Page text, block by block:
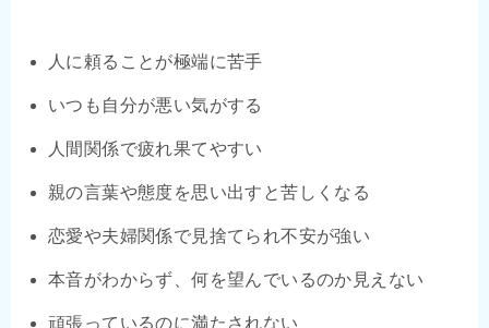
人に頼ることが極端に苦手
いつも自分が悪い気がする
人間関係で疲れ果てやすい
親の言葉や態度を思い出すと苦しくなる
恋愛や夫婦関係で見捨てられ不安が強い
本音がわからず、何を望んでいるのか見えない
頑張っているのに満たされない